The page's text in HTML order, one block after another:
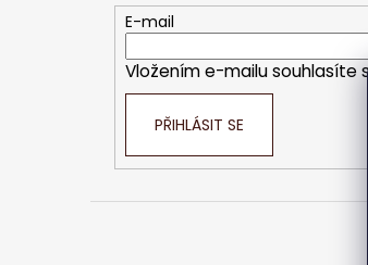
E-mail
Vložením e-mailu souhlasíte
PŘIHLÁSIT SE